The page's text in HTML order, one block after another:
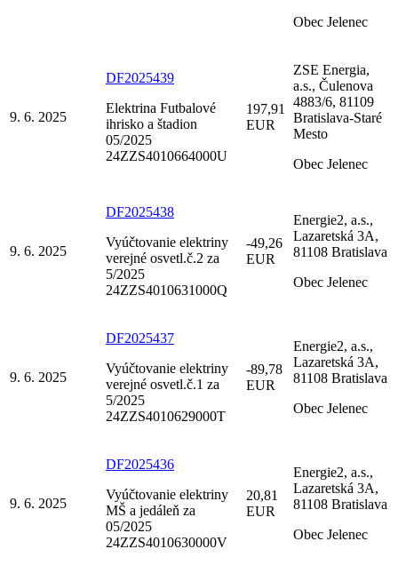
Obec Jelenec
9. 6. 2025
DF2025439
Elektrina Futbalové
ihrisko a štadion
05/2025
24ZZS4010664000U
197,91
EUR
ZSE Energia,
a.s., Čulenova
4883/6, 81109
Bratislava-Staré
Mesto
Obec Jelenec
9. 6. 2025
DF2025438
Vyúčtovanie elektriny
verejné osvetl.č.2 za
5/2025
24ZZS4010631000Q
-49,26
EUR
Energie2, a.s.,
Lazaretská 3A,
81108 Bratislava
Obec Jelenec
9. 6. 2025
DF2025437
Vyúčtovanie elektriny
verejné osvetl.č.1 za
5/2025
24ZZS4010629000T
-89,78
EUR
Energie2, a.s.,
Lazaretská 3A,
81108 Bratislava
Obec Jelenec
9. 6. 2025
DF2025436
Vyúčtovanie elektriny
MŠ a jedáleň za
05/2025
24ZZS4010630000V
20,81
EUR
Energie2, a.s.,
Lazaretská 3A,
81108 Bratislava
Obec Jelenec